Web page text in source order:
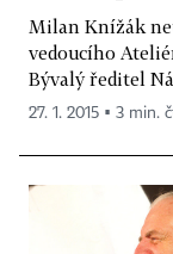
Milan Knížák
vedoucího
Bývalý ředitel
27. 1. 2015 ▪ 3 min.